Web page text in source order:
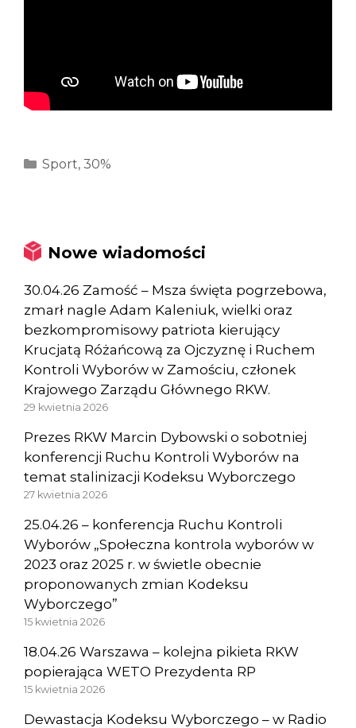
Kategorie
Sport, 30%
Nowe wiadomości
30.04.26 Zamość – Msza święta pogrzebowa,
zmarł nagle Adam Kaleniuk, wielki oraz
bezkompromisowy patriota kierujący
Krucjatą Różańcową za Ojczyznę i Ruchem
Kontroli Wyborów w Zamościu, członek
Krajowego Zarządu Głównego RKW.
29 kwietnia 2026
Prezes RKW Marcin Dybowski o sobotniej
konferencji Ruchu Kontroli Wyborów na
temat stalinizacji Kodeksu Wyborczego
27 kwietnia 2026
25.04.26 – konferencja Ruchu Kontroli
Wyborów „Społeczna kontrola wyborów w
2023 oraz 2025 r. w świetle obecnie
proponowanych zmian Kodeksu
Wyborczego”
15 kwietnia 2026
18.04.26 Warszawa – kolejna pikieta RKW
popierająca WETO Prezydenta RP
15 kwietnia 2026
Dewastacja Kodeksu Wyborczego – w Radio